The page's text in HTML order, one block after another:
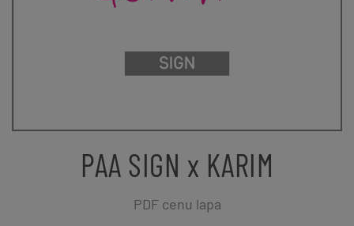
PAA SIGN x KARIM
PDF cenu lapa